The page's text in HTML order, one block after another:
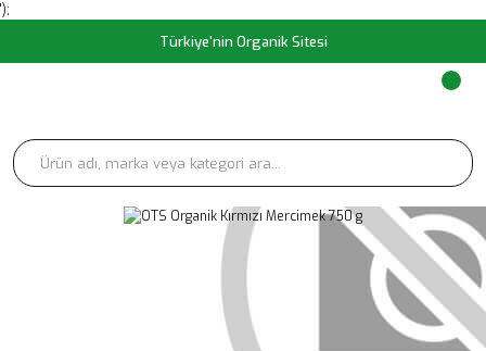
');
Türkiye'nin Organik Sitesi